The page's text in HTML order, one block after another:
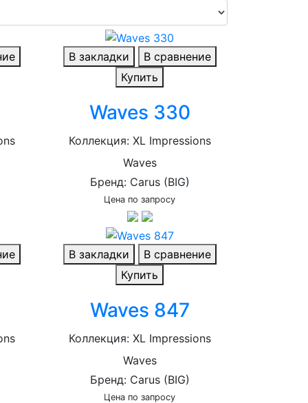
В закладки
В сравнение
Купить
Waves 330
Коллекция: XL Impressions
Waves
Бренд: Carus (BIG)
Цена по запросу
В закладки
В сравнение
Купить
Waves 847
Коллекция: XL Impressions
Waves
Бренд: Carus (BIG)
Цена по запросу